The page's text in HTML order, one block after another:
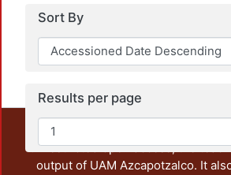
Sort By
Results per page
This repository preserves and
unrestricted open access, the
output of UAM Azcapotzalco. It